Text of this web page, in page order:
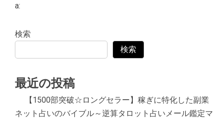
a:
検索
検索
最近の投稿
【1500部突破☆ロングセラー】稼ぎに特化した副業
ネット占いのバイブル～逆算タロット占いメール鑑定マ